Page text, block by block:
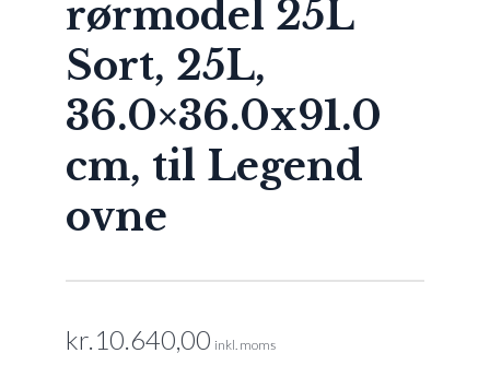
rørmodel 25L
Sort, 25L,
36.0×36.0x91.0
cm, til Legend
ovne
kr.10.640,00 inkl. moms